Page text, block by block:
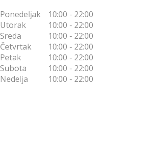
Ponedeljak
10:00 - 22:00
Utorak
10:00 - 22:00
Sreda
10:00 - 22:00
Četvrtak
10:00 - 22:00
Petak
10:00 - 22:00
Subota
10:00 - 22:00
Nedelja
10:00 - 22:00